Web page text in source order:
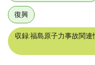
復興
収録:福島原子力事故関